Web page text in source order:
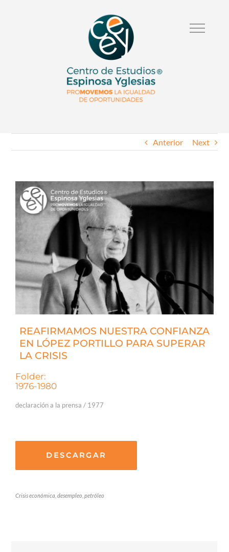
Anterior Next
REAFIRMAMOS NUESTRA CONFIANZA
EN LÓPEZ PORTILLO PARA SUPERAR
LA CRISIS
Folder:
1976-1980
declaración a la prensa / 1977
DESCARGAR
Crisis económica, desempleo, petróleo